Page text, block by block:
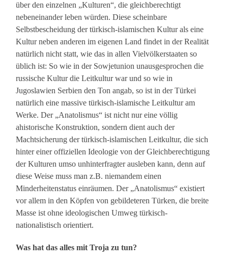
über den einzelnen „Kulturen“, die gleichberechtigt
nebeneinander leben würden. Diese scheinbare
Selbstbescheidung der türkisch-islamischen Kultur als eine
Kultur neben anderen im eigenen Land findet in der Realität
natürlich nicht statt, wie das in allen Vielvölkerstaaten so
üblich ist: So wie in der Sowjetunion unausgesprochen die
russische Kultur die Leitkultur war und so wie in
Jugoslawien Serbien den Ton angab, so ist in der Türkei
natürlich eine massive türkisch-islamische Leitkultur am
Werke. Der „Anatolismus“ ist nicht nur eine völlig
ahistorische Konstruktion, sondern dient auch der
Machtsicherung der türkisch-islamischen Leitkultur, die sich
hinter einer offiziellen Ideologie von der Gleichberechtigung
der Kulturen umso unhinterfragter ausleben kann, denn auf
diese Weise muss man z.B. niemandem einen
Minderheitenstatus einräumen. Der „Anatolismus“ existiert
vor allem in den Köpfen von gebildeteren Türken, die breite
Masse ist ohne ideologischen Umweg türkisch-
nationalistisch orientiert.
Was hat das alles mit Troja zu tun?